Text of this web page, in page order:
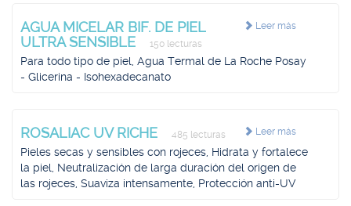
Leer más
AGUA MICELAR BIF. DE PIEL
ULTRA SENSIBLE
150 lecturas
Para todo tipo de piel, Agua Termal de La Roche Posay
- Glicerina - Isohexadecanato
Leer más
ROSALIAC UV RICHE 485 lecturas
Pieles secas y sensibles con rojeces, Hidrata y fortalece
la piel, Neutralización de larga duración del origen de
las rojeces, Suaviza intensamente, Protección anti-UV